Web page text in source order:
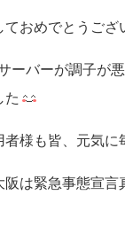
おめでとうござ
ーバーが調子が
た
様も皆、元気に
は緊急事態宣